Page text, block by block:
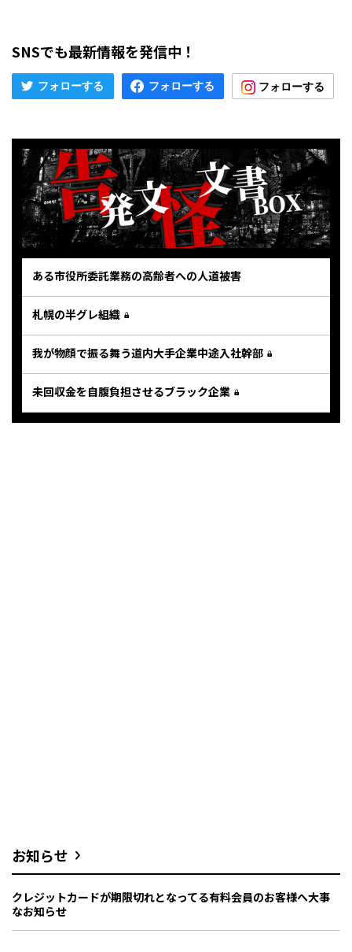
SNSでも最新情報を発信中！
ある市役所委託業務の高齢者への人道被害
札幌の半グレ組織
我が物顔で振る舞う道内大手企業中途入社幹部
未回収金を自腹負担させるブラック企業
お知らせ
クレジットカードが期限切れとなってる有料会員のお客様へ大事
なお知らせ